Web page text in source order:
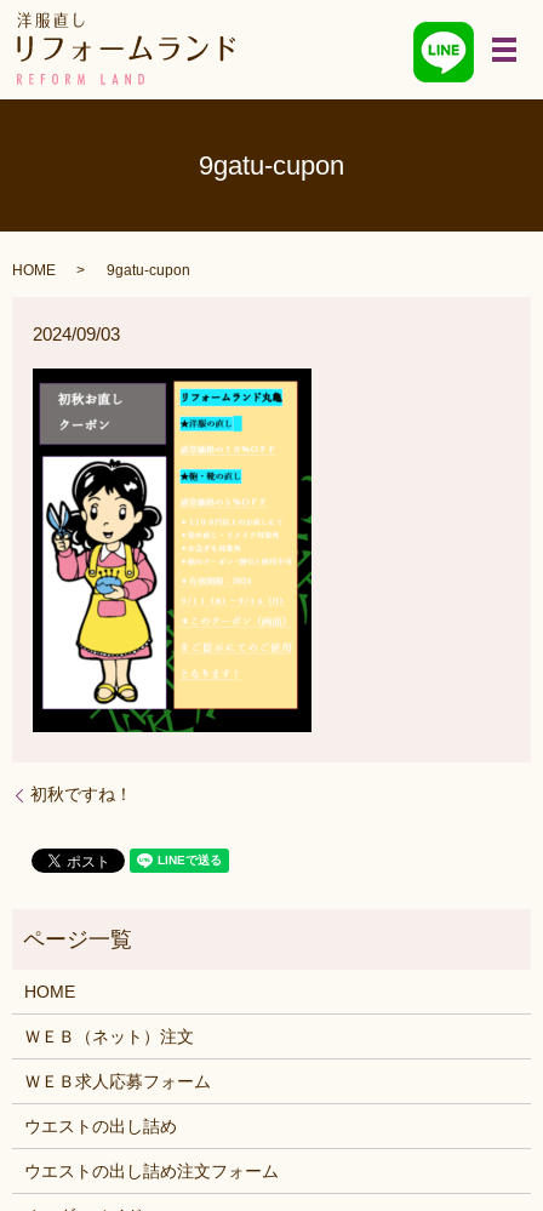
メ
9gatu-cupon
HOME 9gatu-cupon
2024/09/03
初秋ですね！
HOME
ＷＥＢ（ネット）注文
ＷＥＢ求人応募フォーム
ウエストの出し詰め
ウエストの出し詰め注文フォーム